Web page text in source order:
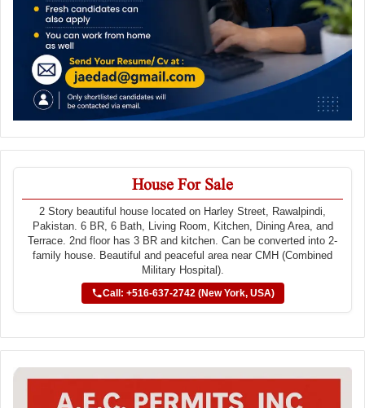
House For Sale
2 Story beautiful house located on Harley Street, Rawalpindi,
Pakistan. 6 BR, 6 Bath, Living Room, Kitchen, Dining Area, and
Terrace. 2nd floor has 3 BR and kitchen. Can be converted into 2-
family house. Beautiful and peaceful area near CMH (Combined
Military Hospital).
Call: +516-637-2742 (New York, USA)